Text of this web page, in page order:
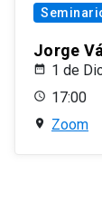
Jorge
1 de
17:00
Zoom